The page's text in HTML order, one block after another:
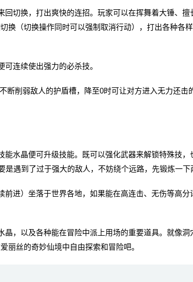
切换，打出爽快的连招。玩家可以在挥舞着大锤、擅
换（切换操作同时可以强制取消行动），打出各种各
连续使出强力的必杀技。
削弱敌人的护盾槽，降至0时可让对方进入无力还击
水晶便可升级技能。既可以强化武器来解锁特殊技，
是遇到了过于强大的敌人，不妨绕个远路，先锻炼一下
进）坐落于世界各地，如果能在高连击、无伤等高分
，以及各种能在冒险中派上用场的重要道具。就像洞
丽丝的奇妙仙境中自由探索和冒险吧。